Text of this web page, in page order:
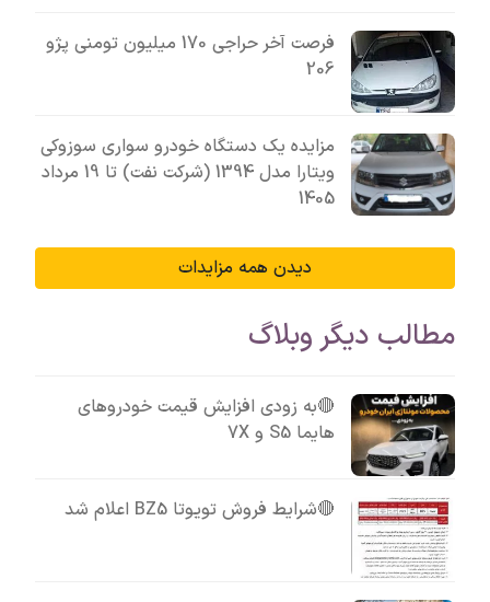
فرصت آخر حراجی 170 میلیون تومنی پژو
206
مزایده یک دستگاه خودرو سواری سوزوکی
ویتارا مدل 1394 (شرکت نفت) تا 19 مرداد
1405
دیدن همه مزایدات
مطالب دیگر وبلاگ
🔴به زودی افزایش قیمت خودروهای
هایما S5 و 7X
🔴شرایط فروش تویوتا BZ5 اعلام شد